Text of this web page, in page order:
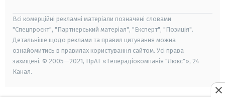
Всі комерційні рекламні матеріали позначені словами
"Спецпроєкт", "Партнерський матеріал", "Експерт", "Позиція".
Детальніше щодо реклами та правил цитування можна
ознайомитись в правилах користування сайтом. Усі права
захищені. © 2005—2021, ПрАТ «Телерадіокомпанія "Люкс"», 24
Канал.